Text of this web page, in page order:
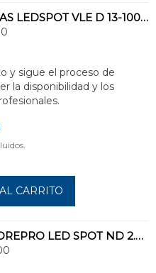
LÁMPARA MAS LEDSPOT VLE D 13-100W 927 PAR38 25D
y sigue el proceso de
la disponibilidad y los
CARRITO
LÁMPARA COREPRO LED SPOT ND 2.9-20W MR16 827 36D